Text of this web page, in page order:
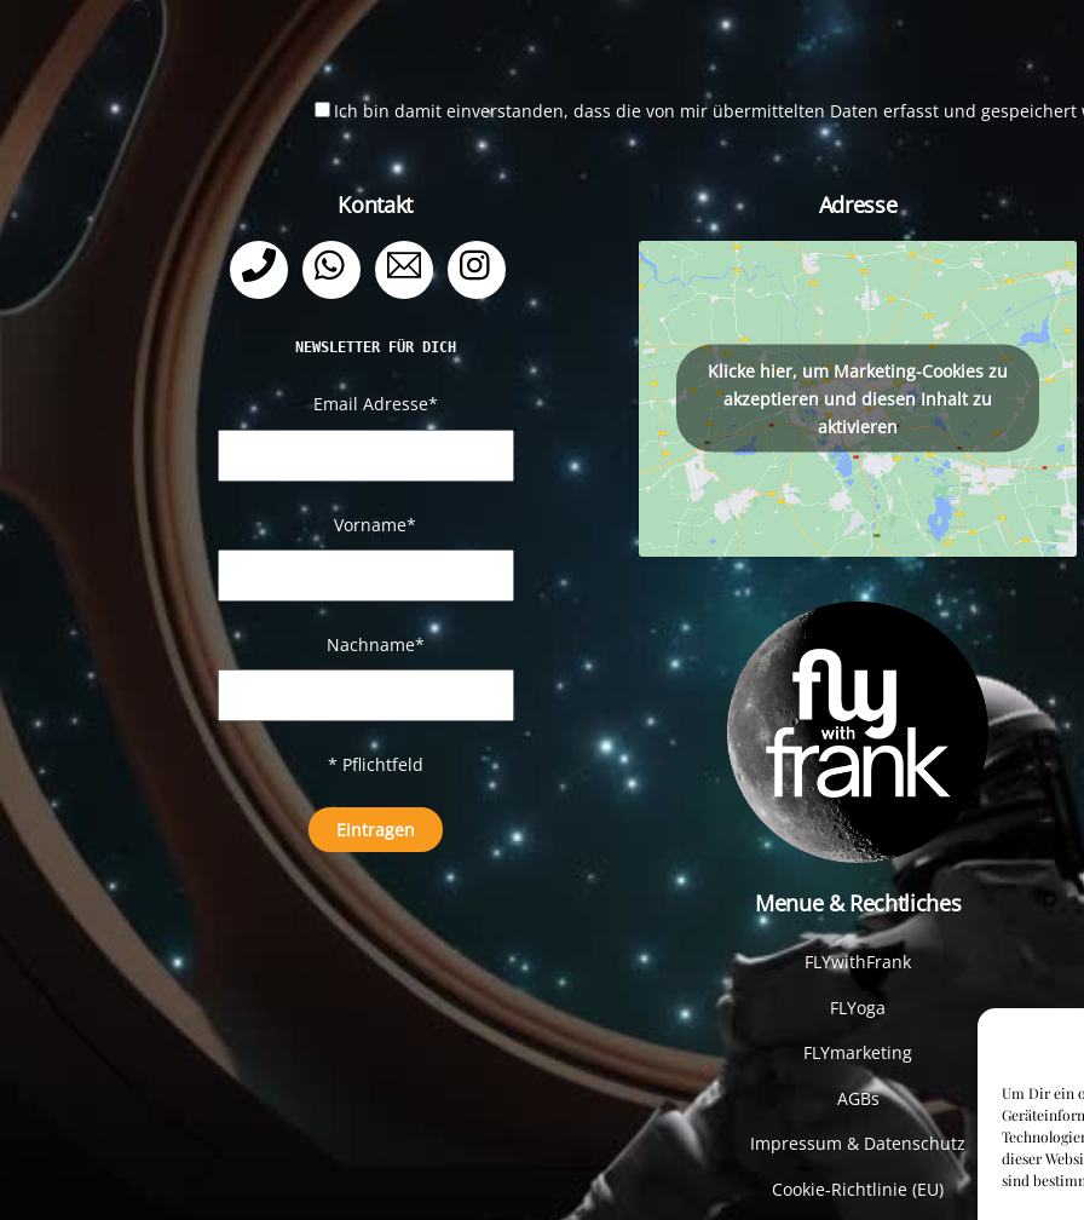
Um Dir ein
dieser
sind
Ich bin damit einverstanden, dass die von mir übermittelten Daten erfasst und gespeichert
Kontakt
Telefon WhatsApp Email
NEWSLETTER FÜR DICH
Email Adresse*
Vorname*
Nachname*
* Pflichtfeld
Adresse
Klicke hier, um Marketing-Cookies zu
akzeptieren und diesen Inhalt zu
aktivieren
Menue & Rechtliches
FLYwithFrank
FLYoga
FLYmarketing
AGBs
Impressum & Datenschutz
Cookie-Richtlinie (EU)